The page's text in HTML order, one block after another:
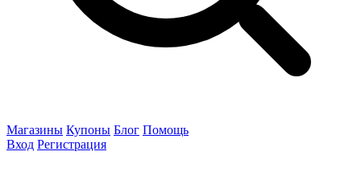
Магазины Купоны Блог Помощь
Вход Регистрация